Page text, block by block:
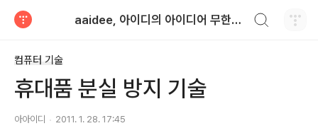
aaidee, 아이디의 아이디어 무한도전
컴퓨터 기술
휴대품 분실 방지 기술
아아이디 2011. 1. 28. 17:45